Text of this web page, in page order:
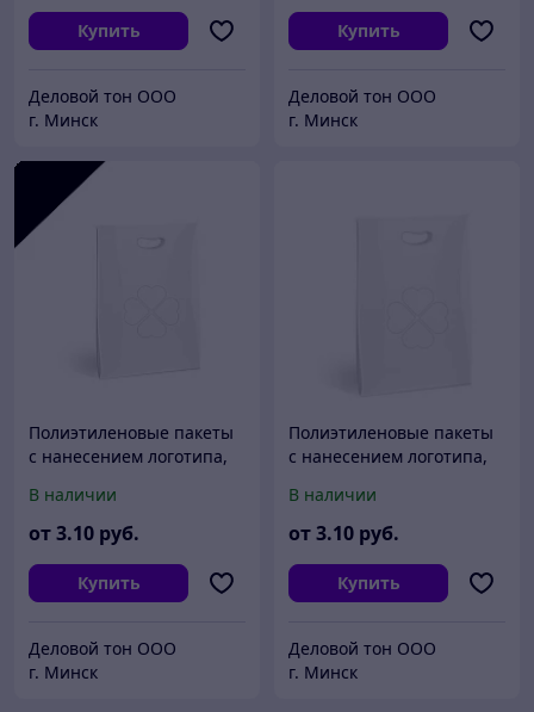
Купить
Деловой тон ООО
г. Минск
Купить
Деловой тон ООО
г. Минск
Полиэтиленовые пакеты
с нанесением логотипа,
В наличии
от3.10 руб.
Купить
Деловой тон ООО
г. Минск
Полиэтиленовые пакеты
с нанесением логотипа,
В наличии
от3.10 руб.
Купить
Деловой тон ООО
г. Минск